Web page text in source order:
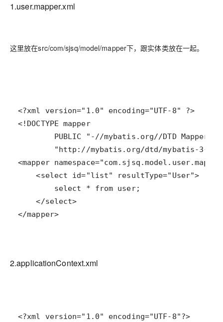
1.user.mapper.xml
这里放在src/com/sjsq/model/mapper下，跟实体类放在一起。
<!DOCTYPE mapper
</mapper>
2.applicationContext.xml
<?xml version="1.0" encoding="UTF-8"?>